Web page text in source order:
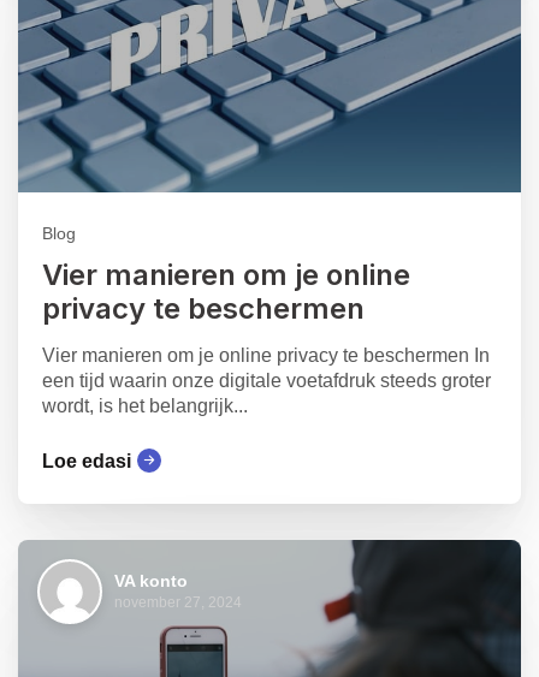
Blog
Vier manieren om je online
privacy te beschermen
Vier manieren om je online privacy te beschermen In
een tijd waarin onze digitale voetafdruk steeds groter
wordt, is het belangrijk...
Loe edasi
VA konto
november 27, 2024